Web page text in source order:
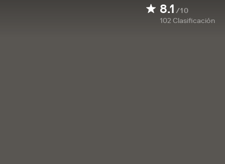
8.1 /10
102 Clasificación